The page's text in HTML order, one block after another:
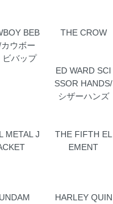
BEB
ウボー
ビバップ
THE CROW
ED WARD SCI
SSOR HANDS/
シザーハンズ
METAL J
THE FIFTH EL
EMENT
HARLEY QUIN